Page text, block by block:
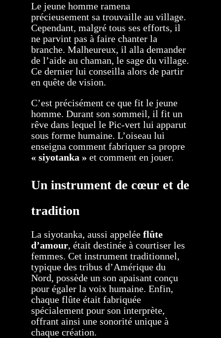
Le jeune homme ramena
précieusement sa trouvaille au village.
Cependant, malgré tous ses efforts, il
ne parvint pas à faire chanter la
branche. Malheureux, il alla demander
de l’aide au chaman, le sage du village.
Ce dernier lui conseilla alors de partir
en quête de vision.
C’est précisément ce que fit le jeune
homme. Durant son sommeil, il fit un
rêve dans lequel le Pic-vert lui apparut
sous forme humaine. L’oiseau lui
enseigna comment fabriquer sa propre
« siyotanka » et comment en jouer.
Un instrument de cœur et de
tradition
La siyotanka, aussi appelée flûte
d’amour, était destinée à courtiser les
femmes. Cet instrument traditionnel,
typique des tribus d’Amérique du
Nord, possède un son apaisant conçu
pour égaler la voix humaine. Enfin,
chaque flûte était fabriquée
spécialement pour son interprète,
offrant ainsi une sonorité unique à
chaque création.